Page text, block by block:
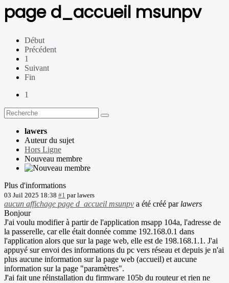
page d_accueil msunpv
Début
Précédent
1
Suivant
Fin
1
lawers
Auteur du sujet
Hors Ligne
Nouveau membre
Plus d'informations
03 Juil 2025 18:38 #1 parlawers
aucun affichage page d_accueil msunpv a été créé par lawers
Bonjour
J'ai voulu modifier à partir de l'application msapp 104a, l'adresse de
la passerelle, car elle était donnée comme 192.168.0.1 dans
l'application alors que sur la page web, elle est de 198.168.1.1. J'ai
appuyé sur envoi des informations du pc vers réseau et depuis je n'ai
plus aucune information sur la page web (accueil) et aucune
information sur la page "paramètres".
J'ai fait une réinstallation du firmware 105b du routeur et rien ne